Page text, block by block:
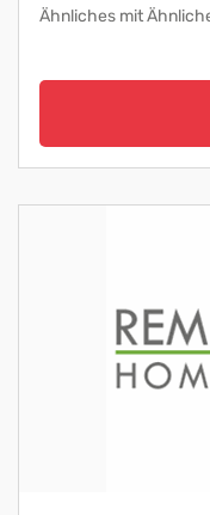
Ähnliches mit